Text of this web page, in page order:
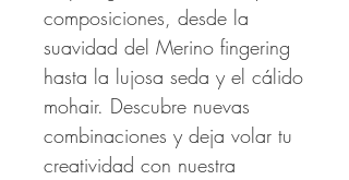
composiciones, desde la
suavidad del Merino fingering
hasta la lujosa seda y el cálido
mohair. Descubre nuevas
combinaciones y deja volar tu
creatividad con nuestra